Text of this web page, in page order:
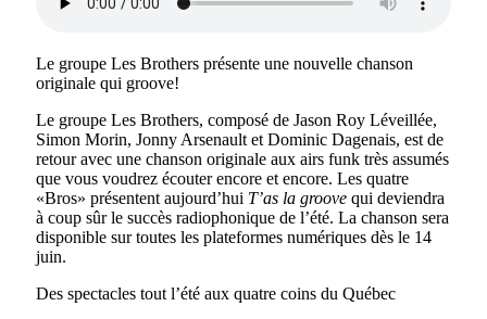
Le groupe Les Brothers présente une nouvelle chanson
originale qui groove!
Le groupe Les Brothers, composé de Jason Roy Léveillée,
Simon Morin, Jonny Arsenault et Dominic Dagenais, est de
retour avec une chanson originale aux airs funk très assumés
que vous voudrez écouter encore et encore. Les quatre
«Bros» présentent aujourd’hui T’as la groove qui deviendra
à coup sûr le succès radiophonique de l’été. La chanson sera
disponible sur toutes les plateformes numériques dès le 14
juin.
Des spectacles tout l’été aux quatre coins du Québec